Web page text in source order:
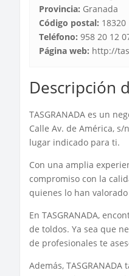
Provincia: Granada
Código postal: 18320
Teléfono: 958 20 12
Página web: http://
Descripción
TASGRANADA es un
Calle Av. de América,
lugar indicado para ti.
Con una amplia
compromiso con la
quienes lo han
En TASGRANADA,
de toldos. Ya sea que
de profesionales te
Además,